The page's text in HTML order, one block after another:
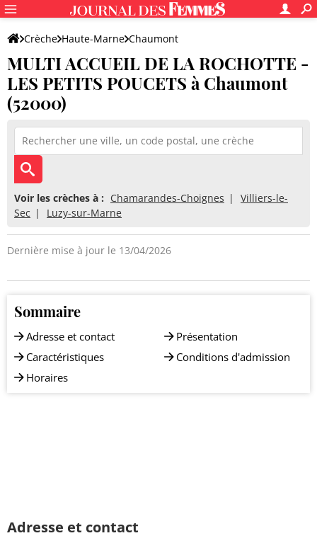
Crèche Haute-Marne Chaumont
MULTI ACCUEIL DE LA ROCHOTTE - LES PETITS POUCETS
MULTI ACCUEIL DE LA ROCHOTTE -
LES PETITS POUCETS à Chaumont
(52000)
Voir les crèches à : Chamarandes-Choignes
Villiers-le-
Sec
Luzy-sur-Marne
Dernière mise à jour le 13/04/2026
Sommaire
Adresse et contact
Caractéristiques
Horaires
Présentation
Conditions d'admission
Adresse et contact